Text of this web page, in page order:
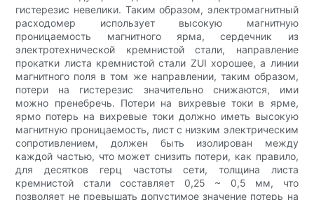
гистерезис невелики. Таким образом, электромагнитный
расходомер использует высокую магнитную
проницаемость магнитного ярма, сердечник из
электротехнической кремнистой стали, направление
прокатки листа кремнистой стали ZUI хорошее, а линии
магнитного поля в том же направлении, таким образом,
потери на гистерезис значительно снижаются, ими
можно пренебречь. Потери на вихревые токи в ярме,
ярмо потерь на вихревые токи должно иметь высокую
магнитную проницаемость, лист с низким электрическим
сопротивлением, должен быть изолирован между
каждой частью, что может снизить потери, как правило,
для десятков герц частоты сети, толщина листа
кремнистой стали составляет 0,25 ~ 0,5 мм, что
позволяет не превышать допустимое значение потерь на